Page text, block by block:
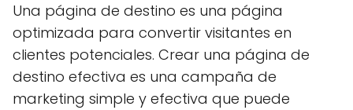
Una página de destino es una página
optimizada para convertir visitantes en
clientes potenciales. Crear una página de
destino efectiva es una campaña de
marketing simple y efectiva que puede